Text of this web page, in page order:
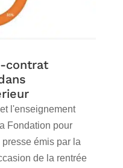
contrat
l'enseignement
Fondation pour
émis par la
de la rentrée